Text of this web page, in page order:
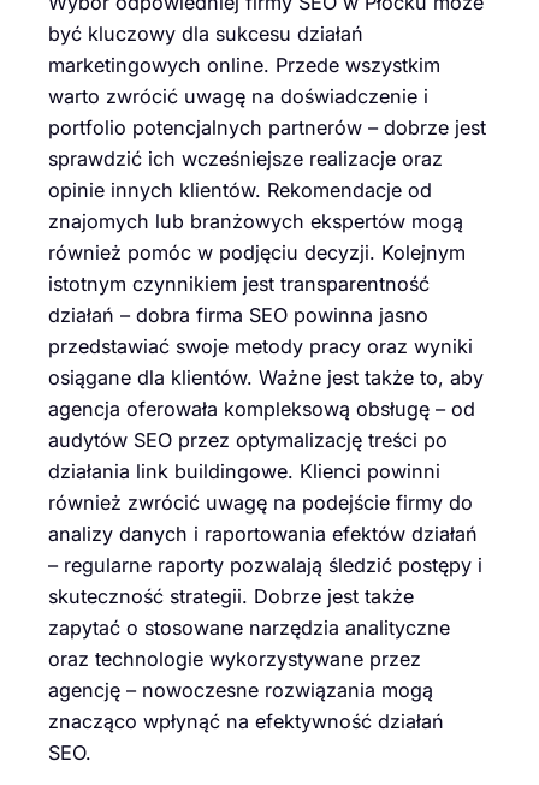
być kluczowy dla sukcesu działań
marketingowych online. Przede wszystkim
warto zwrócić uwagę na doświadczenie i
portfolio potencjalnych partnerów – dobrze jest
sprawdzić ich wcześniejsze realizacje oraz
opinie innych klientów. Rekomendacje od
znajomych lub branżowych ekspertów mogą
również pomóc w podjęciu decyzji. Kolejnym
istotnym czynnikiem jest transparentność
działań – dobra firma SEO powinna jasno
przedstawiać swoje metody pracy oraz wyniki
osiągane dla klientów. Ważne jest także to, aby
agencja oferowała kompleksową obsługę – od
audytów SEO przez optymalizację treści po
działania link buildingowe. Klienci powinni
również zwrócić uwagę na podejście firmy do
analizy danych i raportowania efektów działań
– regularne raporty pozwalają śledzić postępy i
skuteczność strategii. Dobrze jest także
zapytać o stosowane narzędzia analityczne
oraz technologie wykorzystywane przez
agencję – nowoczesne rozwiązania mogą
znacząco wpłynąć na efektywność działań
SEO.